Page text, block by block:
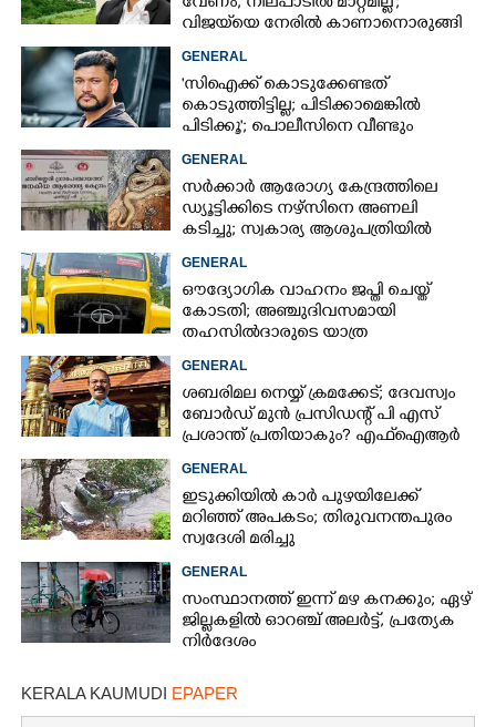
വിജയ്‌യെ നേരിൽ കാണാനൊരുങ്ങി
GENERAL
'സിഐക്ക് കൊടുക്കേണ്ടത്
കൊടുത്തിട്ടില്ല; പിടിക്കാമെങ്കിൽ
പിടിക്കൂ'; പൊലീസിനെ വീണ്ടും
GENERAL
സർക്കാർ ആരോഗ്യ കേന്ദ്രത്തിലെ
ഡ്യൂട്ടിക്കിടെ നഴ്സിനെ അണലി
കടിച്ചു; സ്വകാര്യ ആശുപത്രിയിൽ
GENERAL
ഔദ്യോഗിക വാഹനം ജപ്തി ചെയ്ത്
കോടതി; അഞ്ചുദിവസമായി
തഹസിൽദാരുടെ യാത്ര
GENERAL
ശബരിമല നെയ്യ് ക്രമക്കേട്; ദേവസ്വം
ബോർഡ് മുൻ പ്രസിഡന്റ് പി എസ്
പ്രശാന്ത് പ്രതിയാകും? എഫ്ഐആർ
GENERAL
ഇടുക്കിയിൽ കാർ പുഴയിലേക്ക്
മറിഞ്ഞ് അപകടം; തിരുവനന്തപുരം
സ്വദേശി മരിച്ചു
GENERAL
സംസ്ഥാനത്ത് ഇന്ന് മഴ കനക്കും; ഏഴ്
ജില്ലകളിൽ ഓറഞ്ച് അലർട്ട്, പ്രത്യേക
നിർദേശം
KERALA KAUMUDI EPAPER